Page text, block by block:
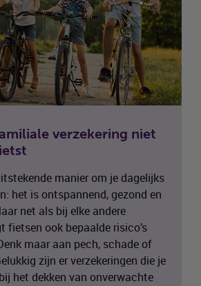
verzekering niet
manier om je dagelijks
het is ontspannend, gezond en
net als bij elke andere
fietsen ook bepaalde risico’s
maar aan pech, schade of
zijn er verzekeringen die je
het dekken van onverwachte